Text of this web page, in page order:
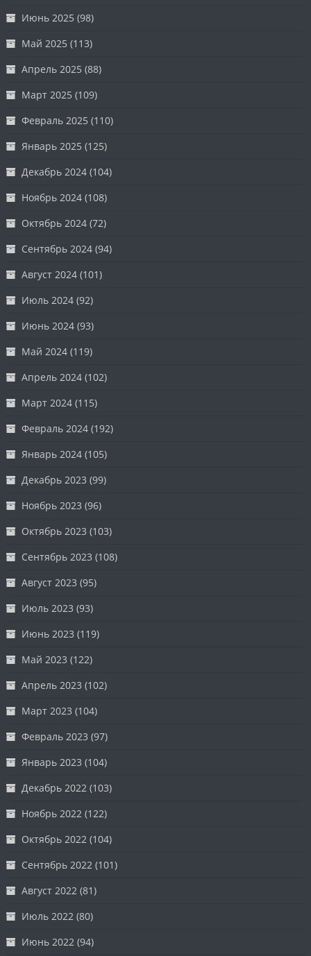
Июнь 2025 (98)
Май 2025 (113)
Апрель 2025 (88)
Март 2025 (109)
Февраль 2025 (110)
Январь 2025 (125)
Декабрь 2024 (104)
Ноябрь 2024 (108)
Октябрь 2024 (72)
Сентябрь 2024 (94)
Август 2024 (101)
Июль 2024 (92)
Июнь 2024 (93)
Май 2024 (119)
Апрель 2024 (102)
Март 2024 (115)
Февраль 2024 (192)
Январь 2024 (105)
Декабрь 2023 (99)
Ноябрь 2023 (96)
Октябрь 2023 (103)
Сентябрь 2023 (108)
Август 2023 (95)
Июль 2023 (93)
Июнь 2023 (119)
Май 2023 (122)
Апрель 2023 (102)
Март 2023 (104)
Февраль 2023 (97)
Январь 2023 (104)
Декабрь 2022 (103)
Ноябрь 2022 (122)
Октябрь 2022 (104)
Сентябрь 2022 (101)
Август 2022 (81)
Июль 2022 (80)
Июнь 2022 (94)